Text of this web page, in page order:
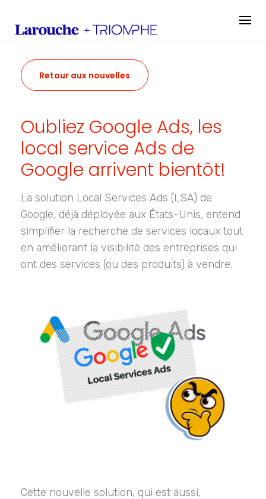
content
Retour aux nouvelles
Oubliez Google Ads, les
local service Ads de
Google arrivent bientôt!
La solution Local Services Ads (LSA) de
Google, déjà déployée aux États-Unis, entend
simplifier la recherche de services locaux tout
en améliorant la visibilité des entreprises qui
ont des services (ou des produits) à vendre.
Cette nouvelle solution, qui est aussi,